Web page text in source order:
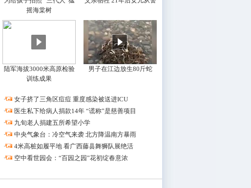
摇海棠树
陆军海拔3000米高原检验
训练成果
男子在江边放生80斤蛇
·
女子挤了三角区痘痘 重度感染被送进ICU
·
医生私下给病人捐款14年 “谎称”是慈善项目
·
九旬老人捐建五所希望小学
·
中央气象台：冷空气来袭 北方降温南方暴雨
·
4米高桩如履平地 看广西藤县舞狮队展绝活
·
空中看世园会：“百园之园”花初绽春意浓